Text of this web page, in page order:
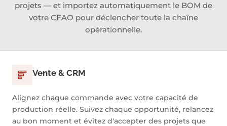
projets — et importez automatiquement le BOM de
votre CFAO pour déclencher toute la chaîne
opérationnelle.
Vente & CRM
Alignez chaque commande avec votre capacité de
production réelle. Suivez chaque opportunité, relancez
au bon moment et évitez d'accepter des projets que